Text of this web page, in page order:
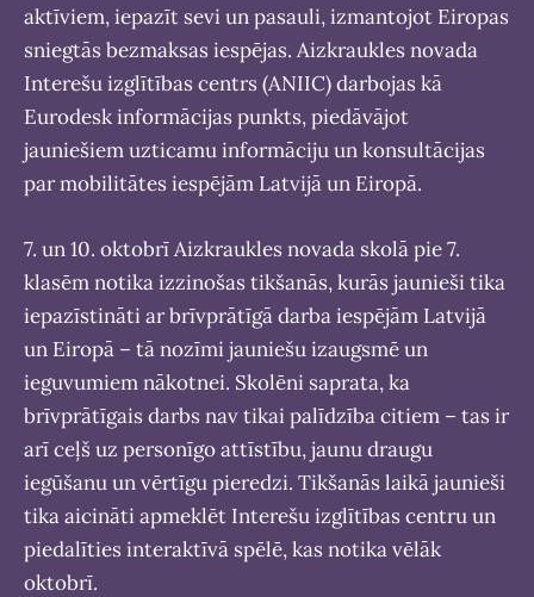
aktīviem, iepazīt sevi un pasauli, izmantojot Eiropas
sniegtās bezmaksas iespējas. Aizkraukles novada
Interešu izglītības centrs (ANIIC) darbojas kā
Eurodesk informācijas punkts, piedāvājot
jauniešiem uzticamu informāciju un konsultācijas
par mobilitātes iespējām Latvijā un Eiropā.
7. un 10. oktobrī Aizkraukles novada skolā pie 7.
klasēm notika izzinošas tikšanās, kurās jaunieši tika
iepazīstināti ar brīvprātīgā darba iespējām Latvijā
un Eiropā – tā nozīmi jauniešu izaugsmē un
ieguvumiem nākotnei. Skolēni saprata, ka
brīvprātīgais darbs nav tikai palīdzība citiem – tas ir
arī ceļš uz personīgo attīstību, jaunu draugu
iegūšanu un vērtīgu pieredzi. Tikšanās laikā jaunieši
tika aicināti apmeklēt Interešu izglītības centru un
piedalīties interaktīvā spēlē, kas notika vēlāk
oktobrī.